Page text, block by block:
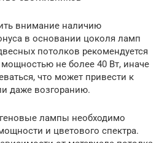
внимание наличию
в основании цоколя ламп
потолков рекомендуется
не более 40 Вт, иначе
что может привести к
даже возгоранию.
лампы необходимо
и цветового спектра.